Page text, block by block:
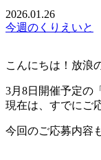
2026.01.26
今週のくりえいと
こんにちは！放浪
3月8日開催予定の「
現在は、すでにご
今回のご応募内容